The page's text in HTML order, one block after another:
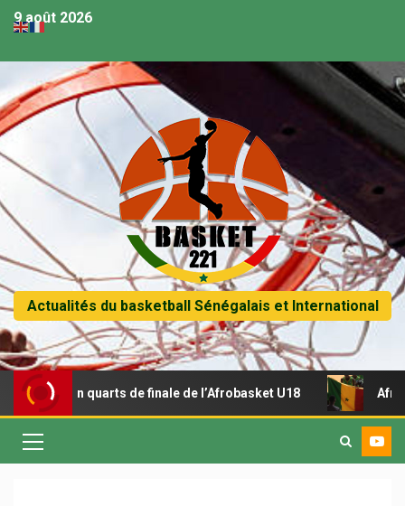
9 août 2026
Actualités du basketball Sénégalais et International
en quarts de finale de l’Afrobasket U18 Afrobasket